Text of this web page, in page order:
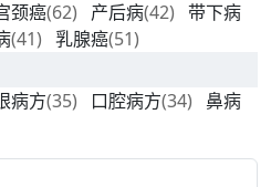
颈癌(62) 产后病(42) 带下病
(41) 乳腺癌(51)
病方(35) 口腔病方(34) 鼻病